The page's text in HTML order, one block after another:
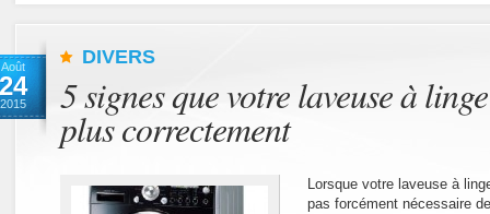
Août
24
2015
DIVERS
5 signes que votre laveuse à
plus correctement
Lorsque votre laveuse à
pas forcément nécessaire